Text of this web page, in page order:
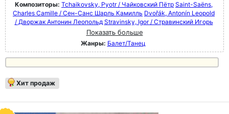
Композиторы: Tchaikovsky, Pyotr / Чайковский Пётр Saint-Saëns,
Charles Camille / Сен-Санс Шарль Камилль Dvořák, Antonín Leopold
/ Дворжак Антонин Леопольд Stravinsky, Igor / Стравинский Игорь
Показать больше
Жанры: Балет/Танец
Хит продаж